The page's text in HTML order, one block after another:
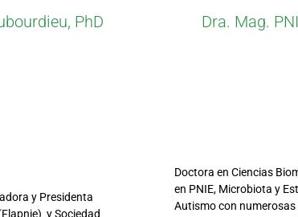
PhD
y Presidenta
y Sociedad
Dra. Mag.
Doctora en Ciencias
en PNIE, Microbiota y
Autismo con